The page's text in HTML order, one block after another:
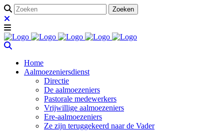
Home
Aalmoezeniersdienst
Directie
De aalmoezeniers
Pastorale medewerkers
Vrijwillige aalmoezeniers
Ere-aalmoezeniers
Ze zijn teruggekeerd naar de Vader